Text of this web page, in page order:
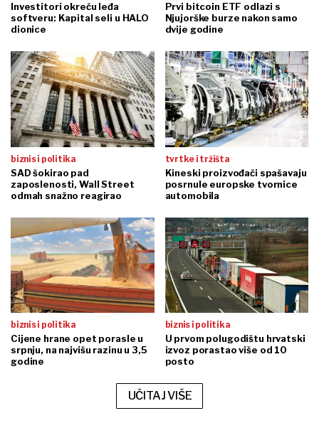
Investitori okreću leđa
softveru: Kapital seli u HALO
dionice
Prvi bitcoin ETF odlazi s
Njujorške burze nakon samo
dvije godine
biznis i politika
SAD šokirao pad
zaposlenosti, Wall Street
odmah snažno reagirao
tvrtke i tržišta
Kineski proizvođači spašavaju
posrnule europske tvornice
automobila
biznis i politika
Cijene hrane opet porasle u
srpnju, na najvišu razinu u 3,5
godine
biznis i politika
U prvom polugodištu hrvatski
izvoz porastao više od 10
posto
UČITAJ VIŠE